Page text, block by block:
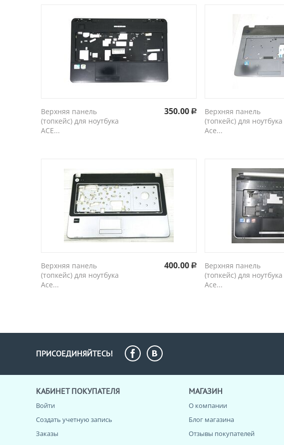
Верхняя панель
(топкейс) для ноутбука
ACE...
350.00 Р
Верхняя панель
(топкейс) для ноутбука
Ace...
Верхняя панель
(топкейс) для ноутбука
Ace...
400.00 Р
Верхняя панель
(топкейс) для ноутбука
Ace...
ПРИСОЕДИНЯЙТЕСЬ!
КАБИНЕТ ПОКУПАТЕЛЯ
Войти
Создать учетную запись
Заказы
МАГАЗИН
О компании
Блог магазина
Отзывы покупателей